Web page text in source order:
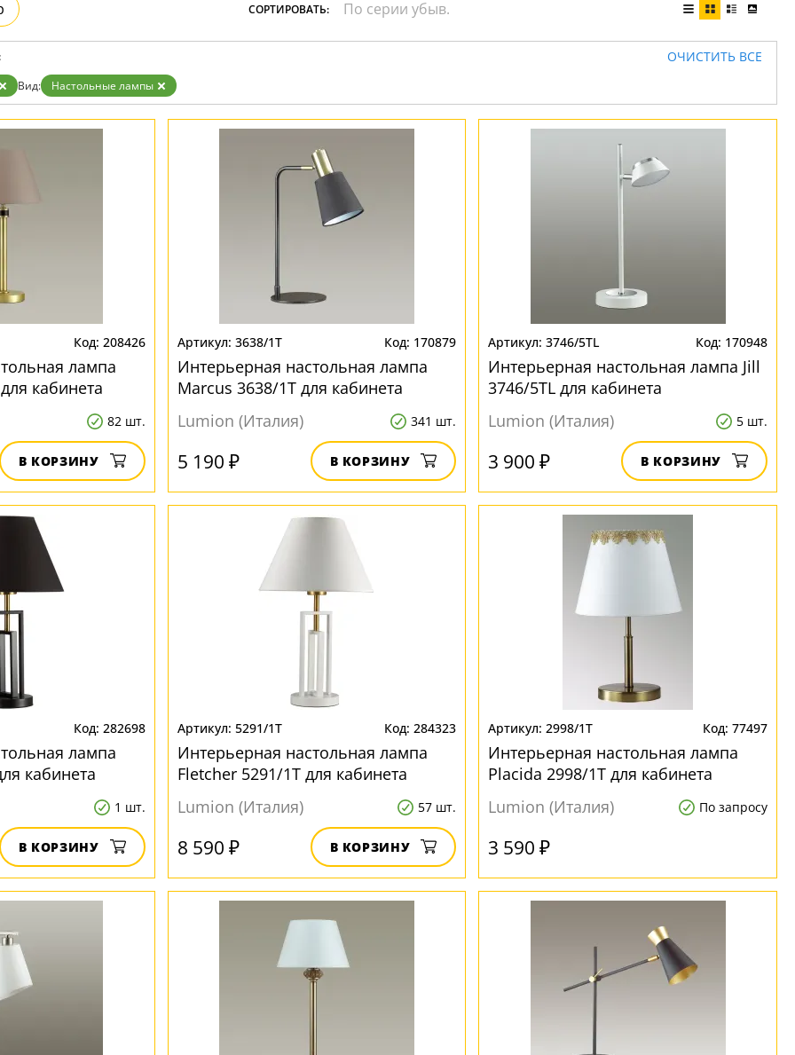
Хром
СОРТИРОВАТЬ:
ОЧИСТИТЬ ВСЕ
Вид: Настольные лампы
208426
лампа
кабинета
82 шт.
В КОРЗИНУ
3638/1T 170879
Интерьерная настольная лампа
Marcus 3638/1T для кабинета
Lumion (Италия)
341 шт.
5 190 ₽ В КОРЗИНУ
3746/5TL 170948
Интерьерная настольная лампа Jill
3746/5TL для кабинета
Lumion (Италия)
5 шт.
3 900 ₽ В КОРЗИНУ
282698
лампа
кабинета
1 шт.
В КОРЗИНУ
5291/1T 284323
Интерьерная настольная лампа
Fletcher 5291/1T для кабинета
Lumion (Италия)
57 шт.
8 590 ₽ В КОРЗИНУ
2998/1T 77497
Интерьерная настольная лампа
Placida 2998/1T для кабинета
Lumion (Италия)
По запросу
3 590 ₽